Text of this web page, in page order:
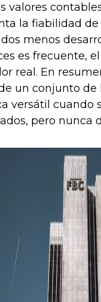
valores
la fiabilidad de
menos
es frecuente,
real. En
un conjunto de
versátil cuando
pero nunca